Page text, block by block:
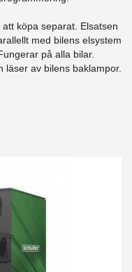
köpa separat. Elsatsen
med bilens elsystem
på alla bilar.
läser av bilens baklampor.